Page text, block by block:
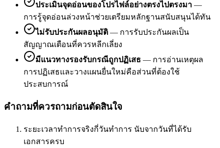
ประเมินจุดอ่อนของโปรไฟล์อย่างตรงไปตรงมา —
การรู้จุดอ่อนล่วงหน้าช่วยเตรียมหลักฐานสนับสนุนได้ทัน
ไม่รับประกันผลอนุมัติ — การรับประกันผลเป็น
สัญญาณเตือนที่ควรหลีกเลี่ยง
มีแนวทางรองรับกรณีถูกปฏิเสธ — การอ่านเหตุผล
การปฏิเสธและวางแผนยื่นใหม่คือส่วนที่ต้องใช้
ประสบการณ์
คำถามที่ควรถามก่อนตัดสินใจ
ระยะเวลาทำการจริงกี่วันทำการ นับจากวันที่ได้รับ
เอกสารครบ